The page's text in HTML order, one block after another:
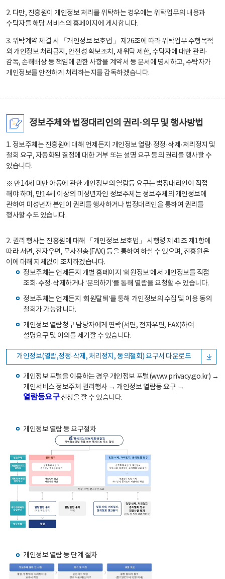
2. 다만, 진흥원이 개인정보 처리를 위탁하는 경우에는 위탁업무의 내용과
수탁자를 해당 서비스의 홈페이지에 게시합니다.
3. 위탁계약 체결 시 「개인정보 보호법」 제26조에 따라 위탁업무 수행목적
외 개인정보 처리금지, 안전성 확보조치, 재위탁 제한, 수탁자에 대한 관리·
감독, 손해배상 등 책임에 관한 사항을 계약서 등 문서에 명시하고, 수탁자가
개인정보를 안전하게 처리하는지를 감독하겠습니다.
정보주체와 법정대리인의 권리·의무 및 행사방법
1. 정보주체는 진흥원에 대해 언제든지 개인정보 열람·정정·삭제·처리정지 및
철회 요구, 자동화된 결정에 대한 거부 또는 설명 요구 등의 권리를 행사할 수
있습니다.
※ 만14세 미만 아동에 관한 개인정보의 열람등 요구는 법정대리인이 직접
해야 하며, 만14세 이상의 미성년자인 정보주체는 정보주체의 개인정보에
관하여 미성년자 본인이 권리를 행사하거나 법정대리인을 통하여 권리를
행사할 수도 있습니다.
2. 권리 행사는 진흥원에 대해 「개인정보 보호법」 시행령 제41조 제1항에
따라 서면, 전자우편, 모사전송(FAX) 등을 통하여 하실 수 있으며, 진흥원은
이에 대해 지체없이 조치하겠습니다.
정보주체는 언제든지 개별 홈페이지 ‘회원정보’에서 개인정보를 직접
조회·수정·삭제하거나 ‘문의하기’를 통해 열람을 요청할 수 있습니다.
정보주체는 언제든지 ‘회원탈퇴’를 통해 개인정보의 수집 및 이용 동의
철회가 가능합니다.
개인정보 열람청구 담당자에게 연락(서면, 전자우편, FAX)하여
설명요구 및 이의를 제기할 수 있습니다.
개인정보(열람,정정·삭제, 처리정지, 동의철회) 요구서 다운로드
개인정보 포털을 이용하는 경우 개인정보 포털(www.privacy.go.kr) →
개인서비스 정보주체 권리행사 → 개인정보 열람등 요구 →
열람등요구신청을 할 수 있습니다.
개인정보 열람 등 요구절차
개인정보 열람 등 단계 절차